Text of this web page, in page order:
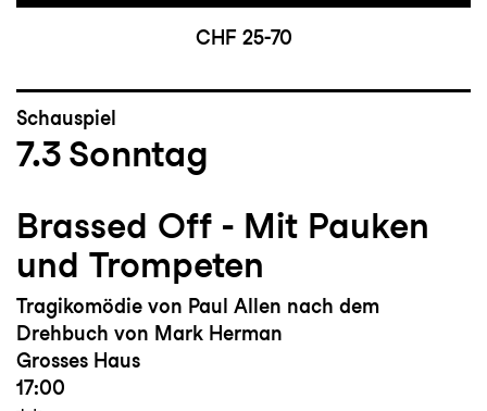
CHF 25-70
Schauspiel
7.3 Sonntag
Brassed Off - Mit Pauken
und Trompeten
Tragikomödie von Paul Allen nach dem
Drehbuch von Mark Herman
Grosses Haus
17:00